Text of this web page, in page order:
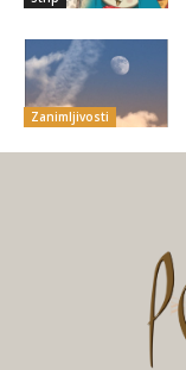
Zanimljivosti